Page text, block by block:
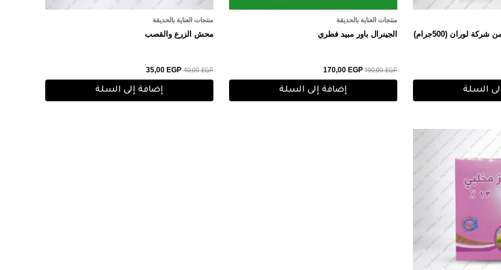
سماد حديد مخلبي 13% من شركة لوران (500جرام)
السلة
منتجات العناية بالحديقة
الجينرال باور مبيد فطري
190,00EGP
170,00 EGP
إضافة إلى السلة
منتجات العناية بالحديقة
محش الزرع والقصب
40,00EGP
35,00 EGP
إضافة إلى السلة